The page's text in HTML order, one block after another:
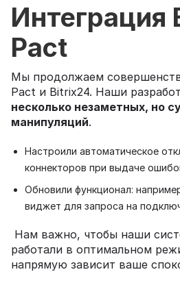
Интеграция
Pact
Мы продолжаем
Pact и Bitrix24. Наши
несколько незаметных, но
манипуляций.
Настроили автоматическое
коннекторов при выдаче
Обновили функционал:
виджет для запроса на
Нам важно, чтобы наши
работали в оптимальном
напрямую зависит ваше